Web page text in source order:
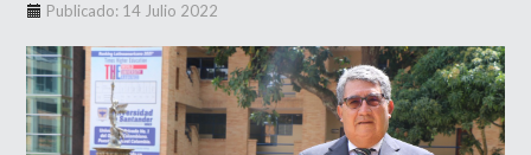
Publicado: 14 Julio 2022